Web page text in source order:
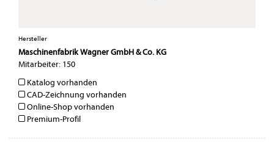
Hersteller
Maschinenfabrik Wagner GmbH & Co. KG
Mitarbeiter: 150
Katalog vorhanden
CAD-Zeichnung vorhanden
Online-Shop vorhanden
Premium-Profil